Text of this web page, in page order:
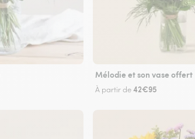
Mélodie et son vase offert
À partir de42€95